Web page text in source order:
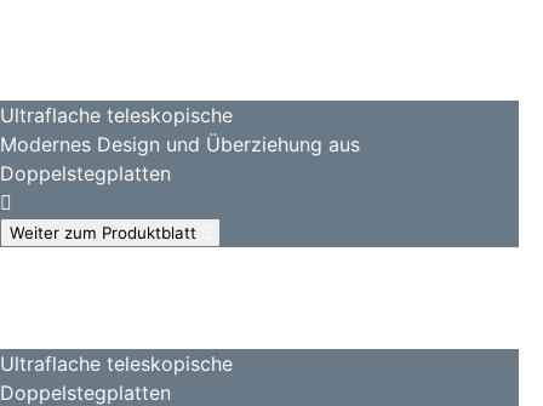
Ultraflache teleskopische
Modernes Design und Überziehung aus
Doppelstegplatten
Weiter zum Produktblatt
Ultraflache teleskopische
Doppelstegplatten